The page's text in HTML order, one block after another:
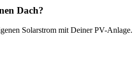
Dach?
Solarstrom mit Deiner PV-Anlage.